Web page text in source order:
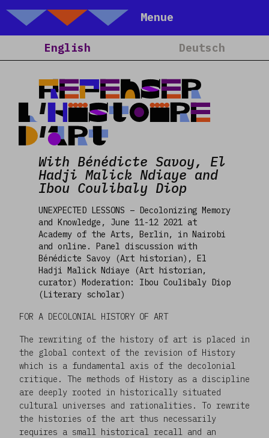
Talking Objects
Menue
Home
About
Projects
Calendar
Blog
Team
Media
Contact
English Deutsch
Repenser
l’histoire
d’art
With Bénédicte Savoy, El
Hadji Malick Ndiaye and
Ibou Coulibaly Diop
UNEXPECTED LESSONS – Decolonizing Memory
and Knowledge, June 11-12 2021 at
Academy of the Arts, Berlin, in Nairobi
and online. Panel discussion with
Bénédicte Savoy (Art historian), El
Hadji Malick Ndiaye (Art historian,
curator) Moderation: Ibou Coulibaly Diop
(Literary scholar)
FOR A DECOLONIAL HISTORY OF ART
The rewriting of the history of art is placed in
the global context of the revision of History
which is a fundamental axis of the decolonial
critique. The methods of History as a discipline
are deeply rooted in historically situated
cultural universes and rationalities. To rewrite
the histories of the art thus necessarily
requires a small historical recall and an